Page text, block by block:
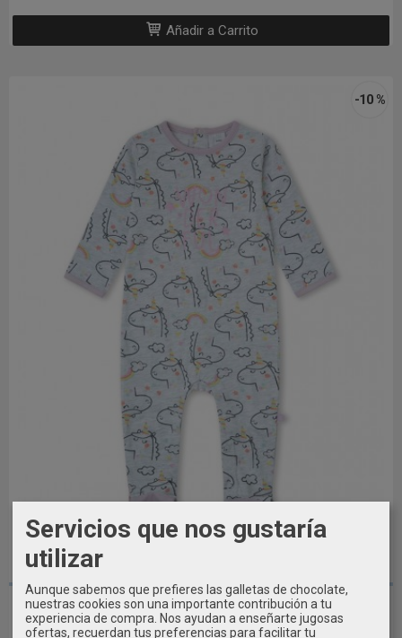
Añadir a Carrito
-10 %
Pijama Pelele bebé niña primavera...
Servicios que nos gustaría
utilizar
Aunque sabemos que prefieres las galletas de chocolate,
nuestras cookies son una importante contribución a tu
experiencia de compra. Nos ayudan a enseñarte jugosas
ofertas, recuerdan tus preferencias para facilitar tu